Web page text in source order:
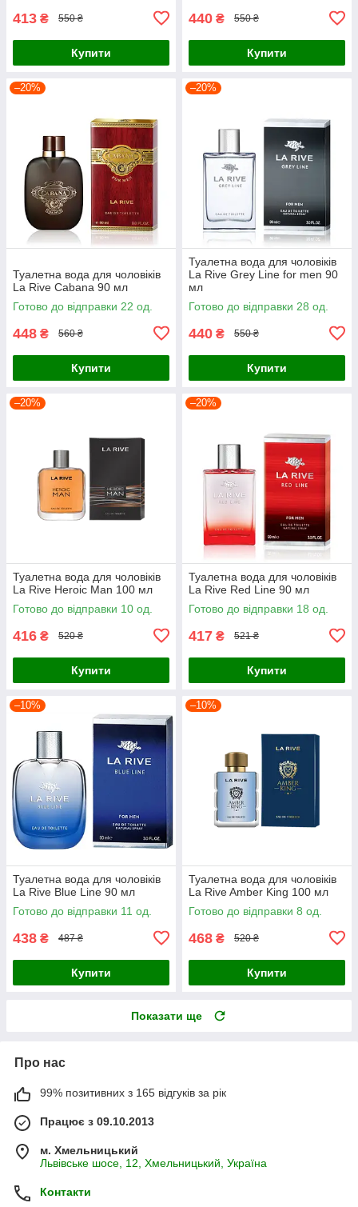
413 ₴ 550 ₴
Купити
440 ₴ 550 ₴
Купити
–20%
Туалетна вода для чоловіків
La Rive Cabana 90 мл
Готово до відправки 22 од.
448 ₴ 560 ₴
Купити
–20%
Туалетна вода для чоловіків
La Rive Grey Line for men 90
мл
Готово до відправки 28 од.
440 ₴ 550 ₴
Купити
–20%
Туалетна вода для чоловіків
La Rive Heroic Man 100 мл
Готово до відправки 10 од.
416 ₴ 520 ₴
Купити
–20%
Туалетна вода для чоловіків
La Rive Red Line 90 мл
Готово до відправки 18 од.
417 ₴ 521 ₴
Купити
–10%
Туалетна вода для чоловіків
La Rive Blue Line 90 мл
Готово до відправки 11 од.
438 ₴ 487 ₴
Купити
–10%
Туалетна вода для чоловіків
La Rive Amber King 100 мл
Готово до відправки 8 од.
468 ₴ 520 ₴
Купити
Показати ще
Про нас
99% позитивних з 165 відгуків за рік
Працює з 09.10.2013
м. Хмельницький
Львівське шосе, 12, Хмельницький, Україна
Контакти